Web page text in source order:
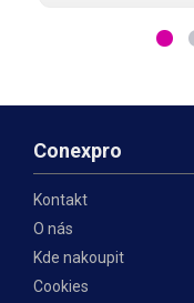
zařízení. Díky vysoce
Conexpro
Kontakt
O nás
Kde nakoupit
Cookies